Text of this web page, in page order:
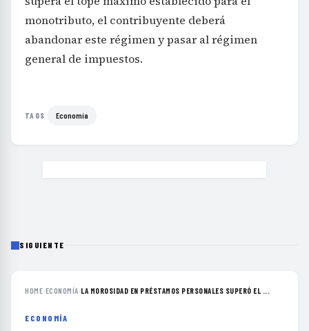
monotributo, el contribuyente deberá
abandonar este régimen y pasar al régimen
general de impuestos.
TAGS Economía
SIGUIENTE
HOME›ECONOMÍA›LA MOROSIDAD EN PRÉSTAMOS PERSONALES SUPERÓ EL ...
ECONOMÍA